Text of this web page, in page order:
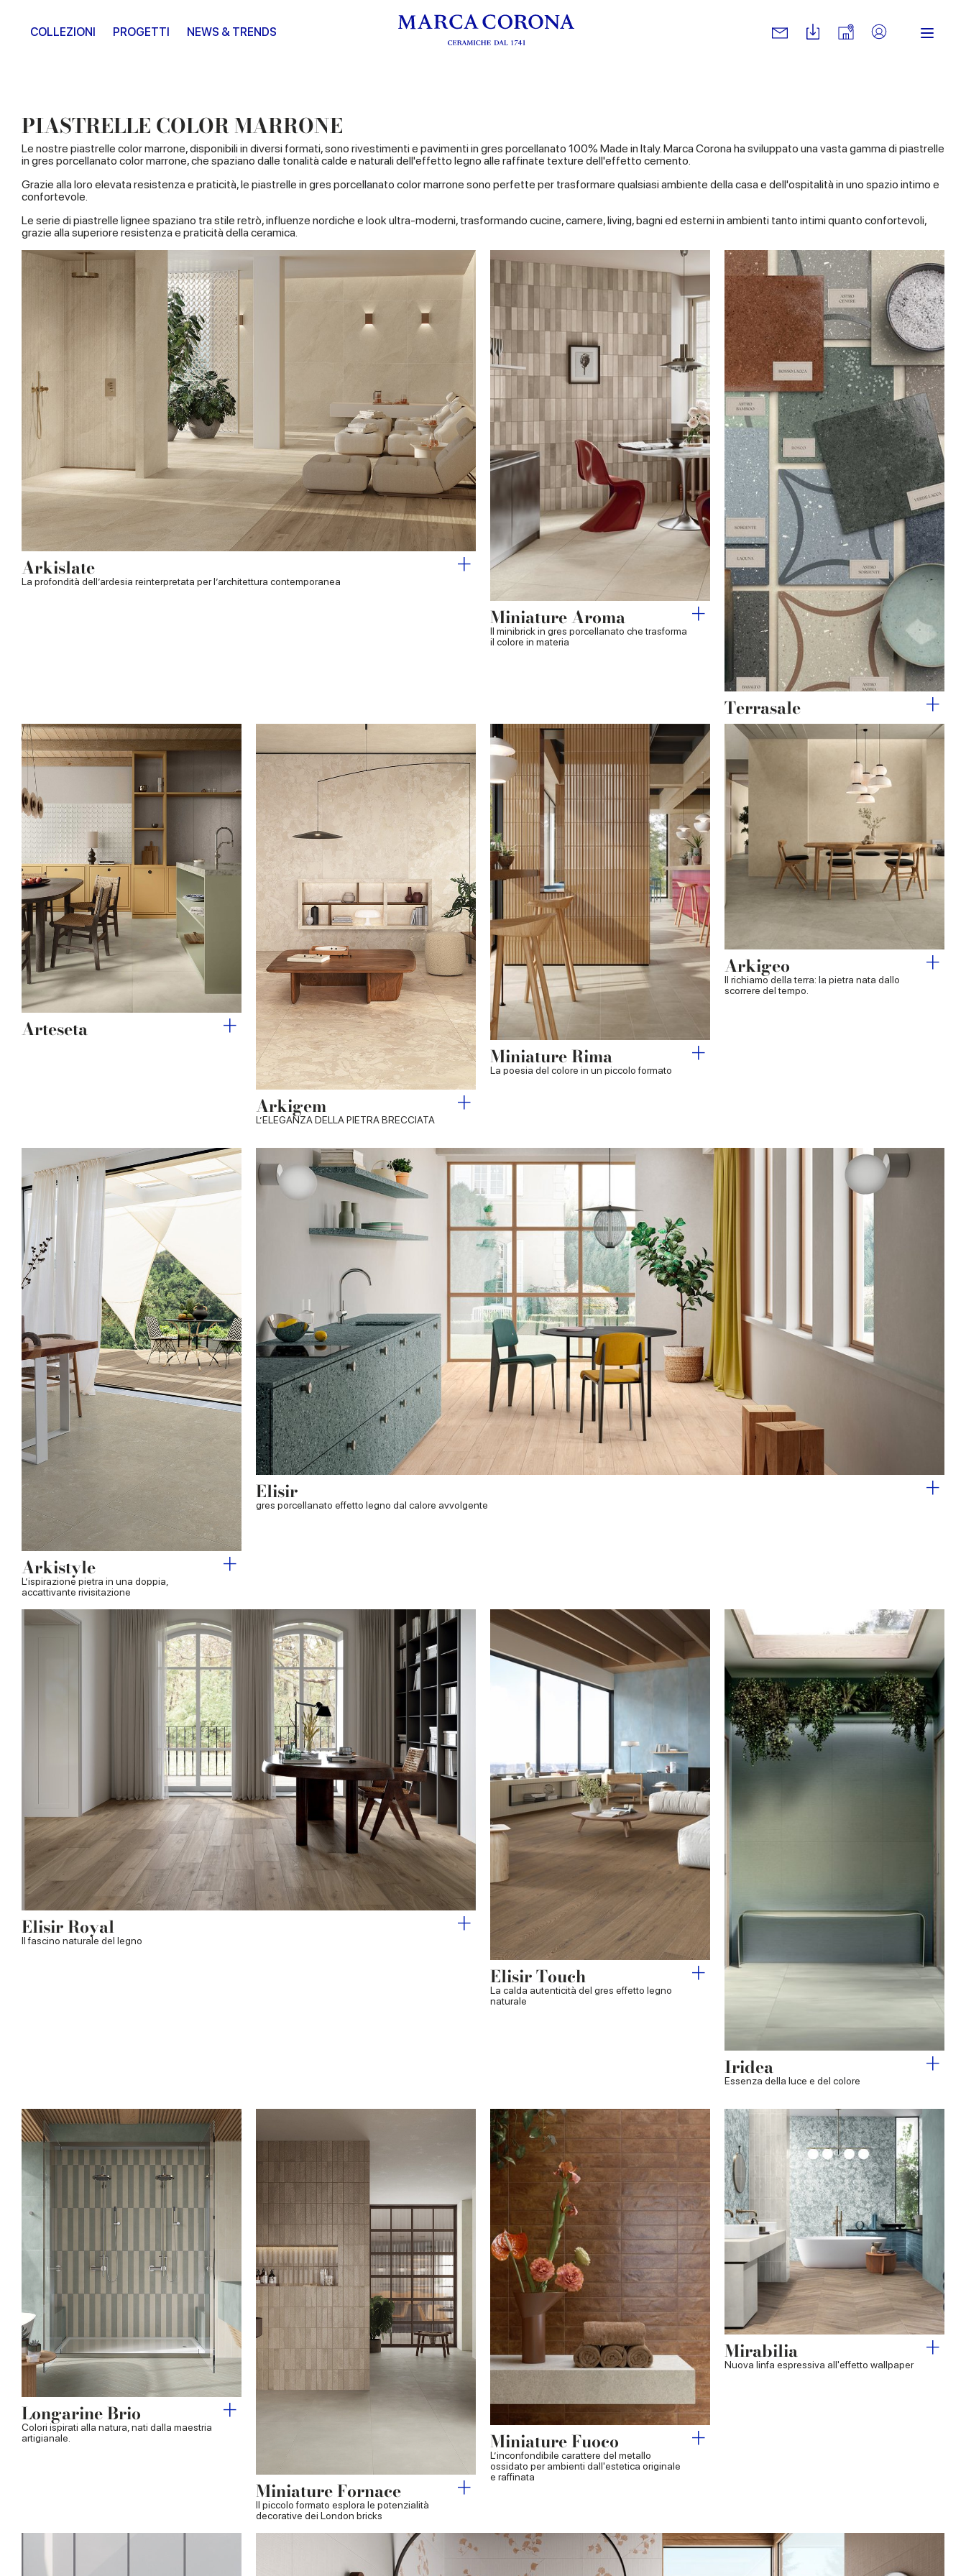
COLLEZIONI PROGETTI NEWS & TRENDS
PIASTRELLE COLOR MARRONE
Le nostre piastrelle color marrone, disponibili in diversi formati, sono rivestimenti e pavimenti in gres porcellanato 100% Made in Italy. Marca Corona ha sviluppato una vasta gamma di piastrelle
in gres porcellanato color marrone, che spaziano dalle tonalità calde e naturali dell'effetto legno alle raffinate texture dell'effetto cemento.
Grazie alla loro elevata resistenza e praticità, le piastrelle in gres porcellanato color marrone sono perfette per trasformare qualsiasi ambiente della casa e dell'ospitalità in uno spazio intimo e
confortevole.
Le serie di piastrelle lignee spaziano tra stile retrò, influenze nordiche e look ultra-moderni, trasformando cucine, camere, living, bagni ed esterni in ambienti tanto intimi quanto confortevoli,
grazie alla superiore resistenza e praticità della ceramica.
Arkislate
La profondità dell’ardesia reinterpretata per l’architettura contemporanea
Miniature Aroma
Il minibrick in gres porcellanato che trasforma
il colore in materia
Terrasale
Arteseta
Arkigem
L’ELEGANZA DELLA PIETRA BRECCIATA
Miniature Rima
La poesia del colore in un piccolo formato
Arkigeo
Il richiamo della terra: la pietra nata dallo
scorrere del tempo.
Arkistyle
L’ispirazione pietra in una doppia,
accattivante rivisitazione
Elisir
gres porcellanato effetto legno dal calore avvolgente
Elisir Royal
Il fascino naturale del legno
Elisir Touch
La calda autenticità del gres effetto legno
naturale
Iridea
Essenza della luce e del colore
Longarine Brio
Colori ispirati alla natura, nati dalla maestria
artigianale.
Miniature Fornace
Il piccolo formato esplora le potenzialità
decorative dei London bricks
Miniature Fuoco
L’inconfondibile carattere del metallo
ossidato per ambienti dall'estetica originale
e raffinata
Mirabilia
Nuova linfa espressiva all'effetto wallpaper